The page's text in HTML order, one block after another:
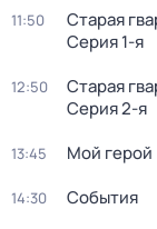
11:50 Старая
Серия 1-я
12:50 Старая
Серия 2-я
13:45 Мой герой
14:30 События